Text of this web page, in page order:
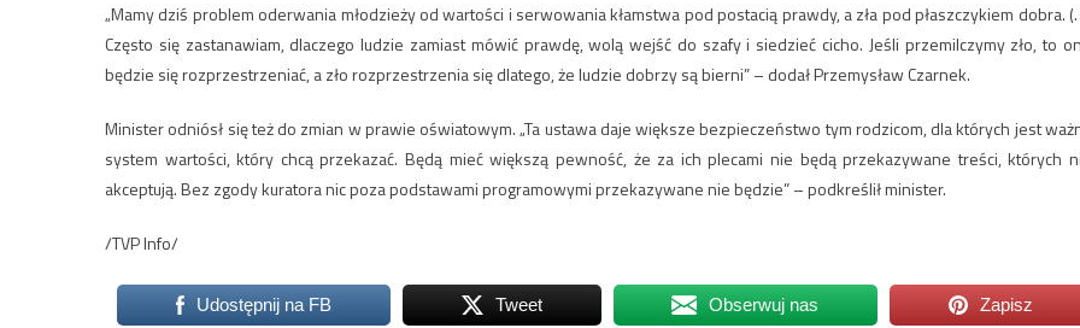
„Mamy dziś problem oderwania młodzieży od wartości i serwowania kłamstwa pod postacią prawdy, a zła pod płaszczykiem dobra.
Często się zastanawiam, dlaczego ludzie zamiast mówić prawdę, wolą wejść do szafy i siedzieć cicho. Jeśli przemilczymy zło, to
będzie się rozprzestrzeniać, a zło rozprzestrzenia się dlatego, że ludzie dobrzy są bierni” – dodał Przemysław Czarnek.
Minister odniósł się też do zmian w prawie oświatowym. „Ta ustawa daje większe bezpieczeństwo tym rodzicom, dla których jest
system wartości, który chcą przekazać. Będą mieć większą pewność, że za ich plecami nie będą przekazywane treści, których
akceptują. Bez zgody kuratora nic poza podstawami programowymi przekazywane nie będzie” – podkreślił minister.
/TVP Info/
Udostępnij na FB Tweet Obserwuj nas Zapisz